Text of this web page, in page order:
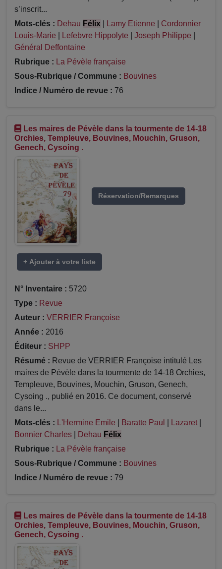
s’inscrit...
Mots-clés : Dehau Félix Lamy Etienne
Cordonnier
Louis-Marie
Lefebvre Hippolyte Joseph Philippe
Général Deffontaine
Rubrique : La Pévèle française
Sous-Rubrique / Commune : Bouvines
Indice / Numéro de revue : 76
Les maires de Pévèle dans la tourmente de 14-18
Orchies, Templeuve, Bouvines, Mouchin, Gruson,
Genech, Cysoing .
Réservation/Remarques
+ Ajouter à votre liste
N° Inventaire : 5720
Type : Revue
Auteur : VERRIER Françoise
Année : 2016
Éditeur : SHPP
Résumé : Revue de VERRIER Françoise intitulé Les
maires de Pévèle dans la tourmente de 14-18 Orchies,
Templeuve, Bouvines, Mouchin, Gruson, Genech,
Cysoing ., publié en 2016. Ce document, conservé
dans le...
Mots-clés : L'Hermine Emile Baratte Paul Lazaret
Bonnier Charles
Dehau Félix
Rubrique : La Pévèle française
Sous-Rubrique / Commune : Bouvines
Indice / Numéro de revue : 79
Les maires de Pévèle dans la tourmente de 14-18
Orchies, Templeuve, Bouvines, Mouchin, Gruson,
Genech, Cysoing .